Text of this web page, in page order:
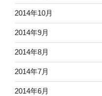
2014年10月
2014年9月
2014年8月
2014年7月
2014年6月